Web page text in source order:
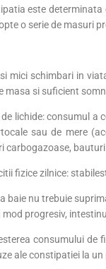
este
o serie de masuri
mici schimbari in
masa si suficient
lichide: consumul a
sau de mere
carbogazoase,
fizice zilnice:
baie nu trebuie
mod progresiv,
consumului de
ale constipatiei la